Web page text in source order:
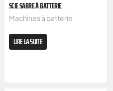
SCIE SABRE À BATTERIE
Machines à batterie
LIRE LA SUITE